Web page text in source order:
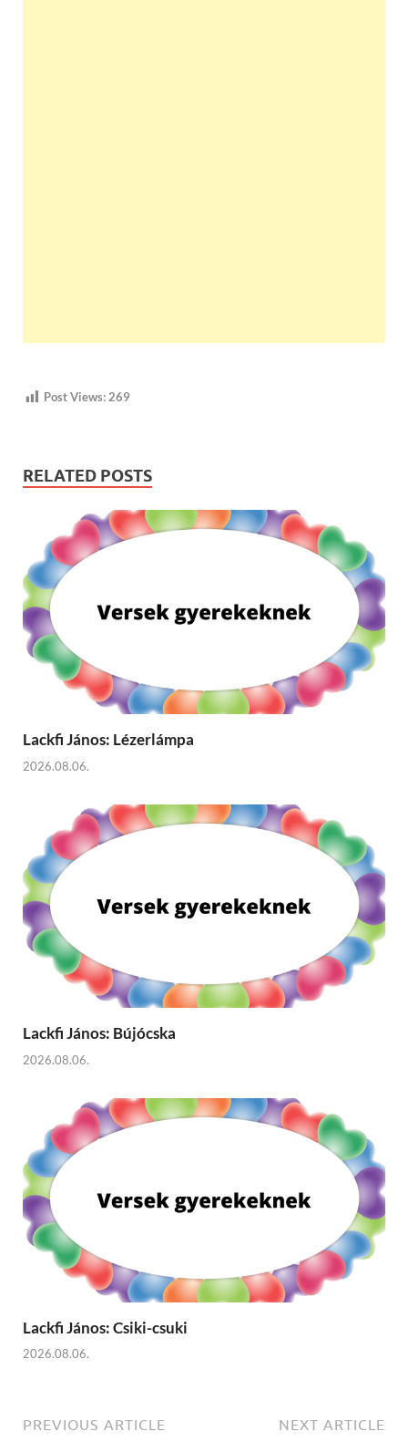
Post Views:269
RELATED POSTS
Lackfi János: Lézerlámpa
2026.08.06.
Lackfi János: Bújócska
2026.08.06.
Lackfi János: Csiki-csuki
2026.08.06.
PREVIOUS ARTICLE NEXT ARTICLE